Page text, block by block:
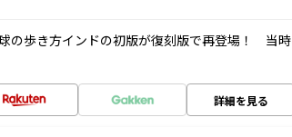
の歩き方インドの初版が復刻版で再登場！ 当時
詳細を見る